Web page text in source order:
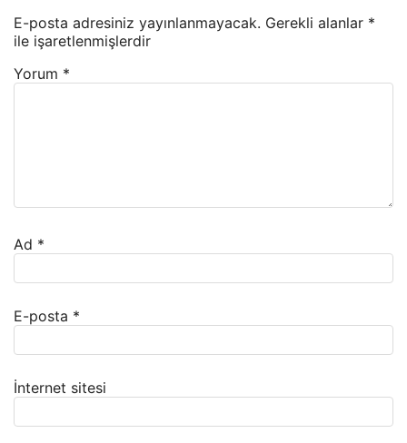
E-posta adresiniz yayınlanmayacak. Gerekli alanlar *
ile işaretlenmişlerdir
Yorum *
Ad *
E-posta *
İnternet sitesi